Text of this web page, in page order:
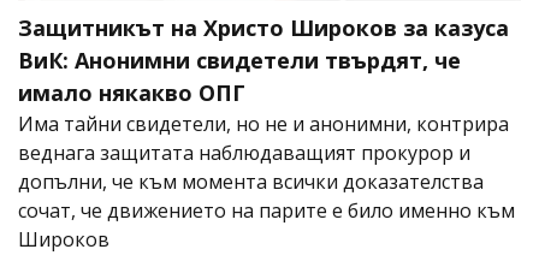
Защитникът на Христо Широков за казуса
ВиК: Анонимни свидетели твърдят, че
имало някакво ОПГ
Има тайни свидетели, но не и анонимни, контрира
веднага защитата наблюдаващият прокурор и
допълни, че към момента всички доказателства
сочат, че движението на парите е било именно към
Широков